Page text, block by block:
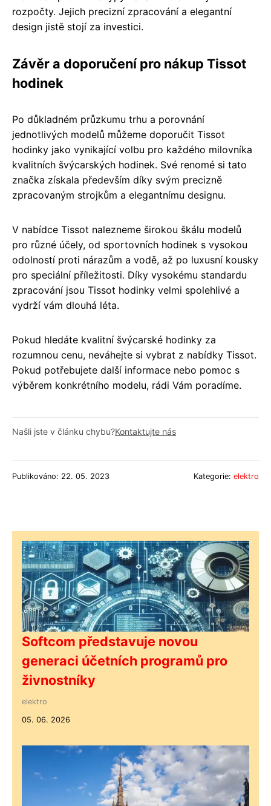
rozpočty. Jejich precizní zpracování a elegantní
design jistě stojí za investici.
Závěr a doporučení pro nákup Tissot
hodinek
Po důkladném průzkumu trhu a porovnání
jednotlivých modelů můžeme doporučit Tissot
hodinky jako vynikající volbu pro každého milovníka
kvalitních švýcarských hodinek. Své renomé si tato
značka získala především díky svým precizně
zpracovaným strojkům a elegantnímu designu.
V nabídce Tissot nalezneme širokou škálu modelů
pro různé účely, od sportovních hodinek s vysokou
odolností proti nárazům a vodě, až po luxusní kousky
pro speciální příležitosti. Díky vysokému standardu
zpracování jsou Tissot hodinky velmi spolehlivé a
vydrží vám dlouhá léta.
Pokud hledáte kvalitní švýcarské hodinky za
rozumnou cenu, neváhejte si vybrat z nabídky Tissot.
Pokud potřebujete další informace nebo pomoc s
výběrem konkrétního modelu, rádi Vám poradíme.
Našli jste v článku chybu?Kontaktujte nás
Publikováno: 22. 05. 2023 Kategorie: elektro
Softcom představuje novou
generaci účetních programů pro
živnostníky
elektro
05. 06. 2026